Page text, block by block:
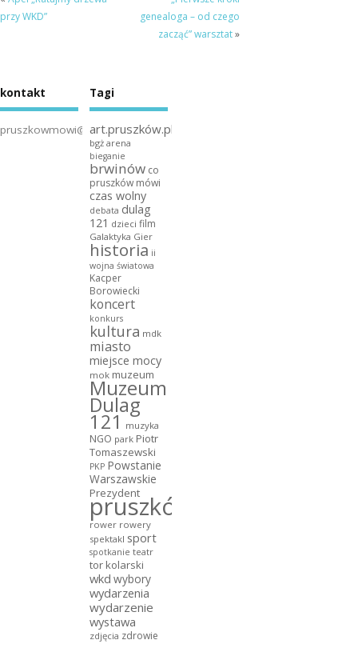
Dulag 121
przy WKD”
genealoga – od czego
zacząć” warsztat»
kontakt
pruszkowmowi@gmail.com
Tagi
art.pruszków.pl
bgż arena
bieganie
brwinów co
pruszków mówi
czas wolny
debata dulag
121 dzieci film
Galaktyka Gier
historia ii
wojna światowa
Kacper
Borowiecki
koncert
konkurs
kultura mdk
miasto
miejsce mocy
mok muzeum
Muzeum
Dulag
121 muzyka
NGO park Piotr
Tomaszewski
PKP Powstanie
Warszawskie
Prezydent
pruszków
rower rowery
spektakl sport
spotkanie teatr
tor kolarski
wkd wybory
wydarzenia
wydarzenie
wystawa
zdjęcia zdrowie